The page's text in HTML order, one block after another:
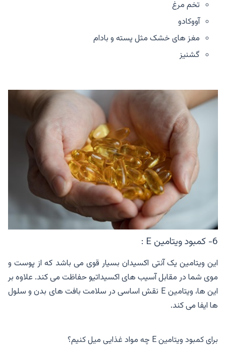
تخم مرغ
آووکادو
مغز های خشک مثل پسته و بادام
گشنیز
6- کمبود ویتامین E :
این ویتامین یک آنتی اکسیدان بسیار قوی می باشد که از پوست و
موی شما در مقابل آسیب های اکسیداتیو حفاظت می کند. علاوه بر
این ها، ویتامین E نقش اساسی در سلامت بافت های بدن و سلول
ها ایفا می کند.
برای کمبود ویتامین E چه مواد غذایی میل کنیم؟